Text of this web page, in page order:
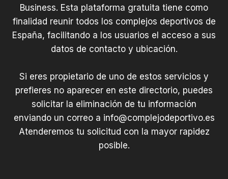
Business. Esta plataforma gratuita tiene como
finalidad reunir todos los complejos deportivos de
España, facilitando a los usuarios el acceso a sus
datos de contacto y ubicación.
Si eres propietario de uno de estos servicios y
prefieres no aparecer en este directorio, puedes
solicitar la eliminación de tu información
enviando un correo a info@complejodeportivo.es
Atenderemos tu solicitud con la mayor rapidez
posible.